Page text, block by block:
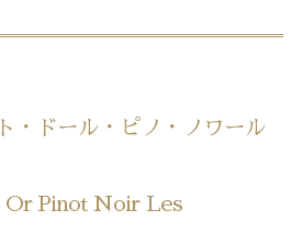
・ドール・ピノ・ノワール
Pinot Noir Les